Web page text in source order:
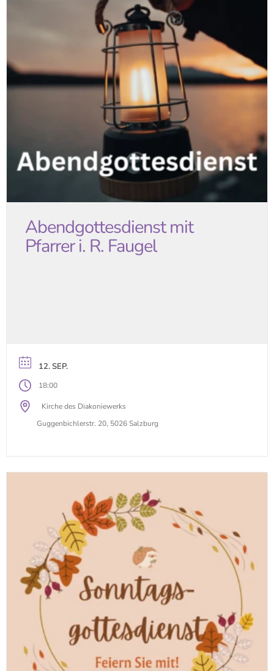
Abendgottesdienst mit
Pfarrer i. R. Faugel
12. SEP.
18:00
Kirche des Diakoniewerks
Guggenbichlerstr. 20, 5026 Salzburg